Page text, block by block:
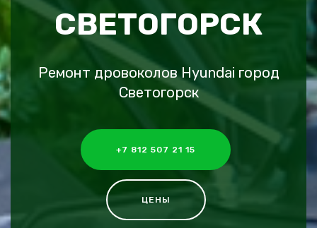
СВЕТОГОРСК
Ремонт дровоколов Hyundai город
Светогорск
+7 812 507 21 15
ЦЕНЫ